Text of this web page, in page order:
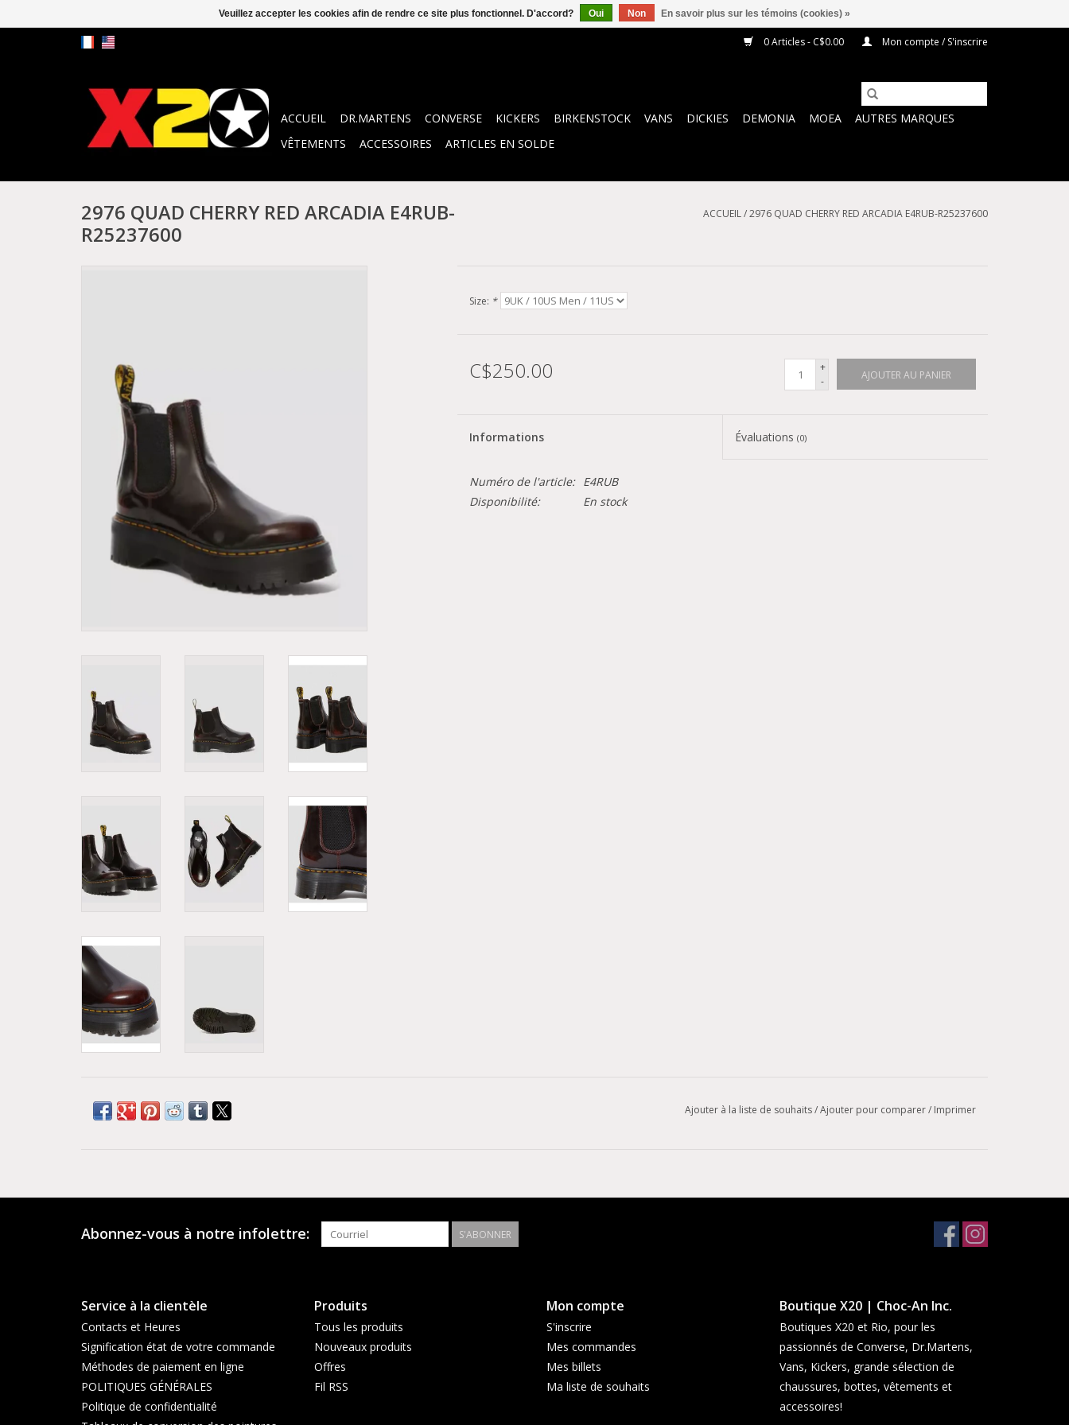
0 Articles - C$0.00 Mon compte / S'inscrire
ACCUEIL DR.MARTENS CONVERSE KICKERS BIRKENSTOCK VANS DICKIES DEMONIA MOEA
AUTRES MARQUES
VÊTEMENTS
ACCESSOIRES ARTICLES EN SOLDE
2976 QUAD CHERRY RED ARCADIA E4RUB-
R25237600
ACCUEIL/2976 QUAD CHERRY RED ARCADIA E4RUB-R25237600
Size: *
C$250.00
+
-
AJOUTER AU PANIER
Informations Évaluations(0)
Numéro de l'article:
E4RUB
Disponibilité:
En stock
Ajouter à la liste de souhaits/Ajouter pour comparer/ Imprimer
Abonnez-vous à notre infolettre: S'ABONNER
Service à la clientèle
Contacts et Heures
Signification état de votre commande
Méthodes de paiement en ligne
POLITIQUES GÉNÉRALES
Politique de confidentialité
Produits
Tous les produits
Nouveaux produits
Offres
Fil RSS
Mon compte
S'inscrire
Mes commandes
Mes billets
Ma liste de souhaits
Boutique X20 | Choc-An Inc.
Boutiques X20 et Rio, pour les
passionnés de Converse, Dr.Martens,
Vans, Kickers, grande sélection de
chaussures, bottes, vêtements et
accessoires!
Veuillez accepter les cookies afin de rendre ce site plus fonctionnel. D'accord? Oui Non En savoir plus sur les témoins (cookies) »